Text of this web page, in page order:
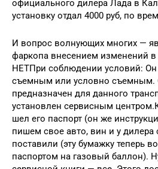
официального дилера Лада в
установку отдал 4000 руб, по
И вопрос волнующих многих —
фаркопа внесением изменений
НЕТПри соблюдении условий:
съемным или условно съемным.
предназначен для данного
установлен сервисным
шел его паспорт (он же
пишем свое авто, вин и у дилера
поставили (эту бумажку теперь
паспортом на газовый баллон).